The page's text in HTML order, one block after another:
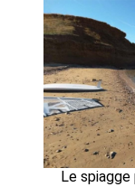
Le